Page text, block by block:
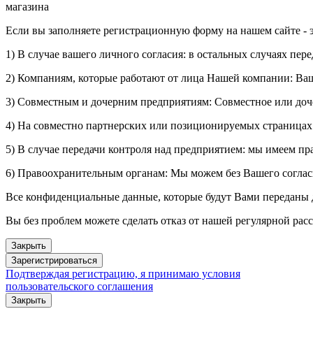
магазина
Если вы заполняете регистрационную форму на нашем сайте
1) В случае вашего личного согласия: в остальных случаях
2) Компаниям, которые работают от лица Нашей компании:
3) Совместным и дочерним предприятиям: Совместное или
4) На совместно партнерских или позиционируемых
5) В случае передачи контроля над предприятием: мы имеем
6) Правоохранительным органам: Мы можем без Вашего
Все конфиденциальные данные, которые будут Вами
Вы без проблем можете сделать отказ от нашей регулярной
Закрыть
Зарегистрироваться
Подтверждая регистрацию, я принимаю условия
пользовательского соглашения
Закрыть